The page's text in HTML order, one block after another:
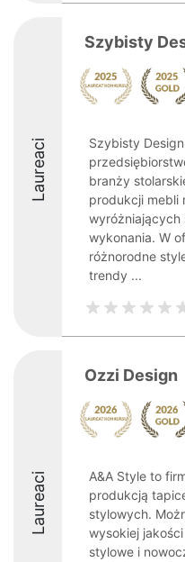
Laureaci
Szybisty
Szybisty
branży
produkcji mebli
wyróżniających
wykonania. W
różnorodne
trendy ...
Laureaci
Ozzi Design
A&A Style to
produkcją
stylowych.
wysokiej
stylowe i